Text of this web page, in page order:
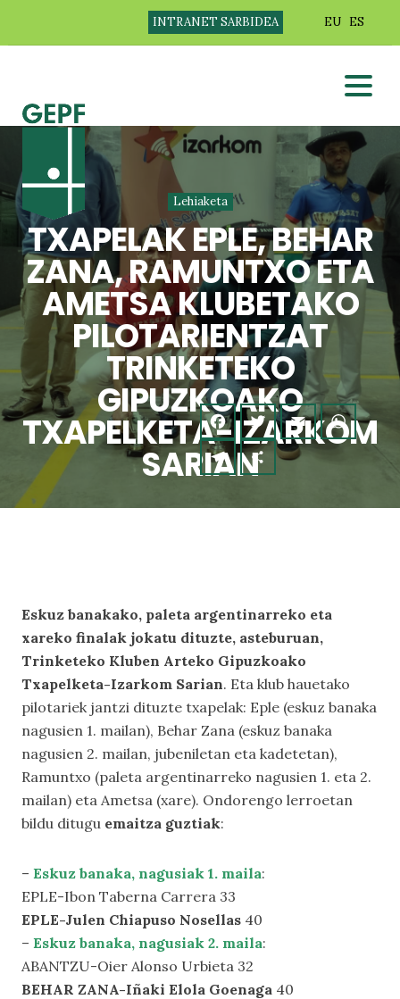
INTRANET SARBIDEA EU ES
Lehiaketa
TXAPELAK EPLE, BEHAR
ZANA, RAMUNTXO ETA
AMETSA KLUBETAKO
PILOTARIENTZAT
TRINKETEKO
GIPUZKOAKO
TXAPELKETA-IZARKOM
SARIAN
Eskuz banakako, paleta argentinarreko eta
xareko finalak jokatu dituzte, asteburuan,
Trinketeko Kluben Arteko Gipuzkoako
Txapelketa-Izarkom Sarian. Eta klub hauetako
pilotariek jantzi dituzte txapelak: Eple (eskuz banaka
nagusien 1. mailan), Behar Zana (eskuz banaka
nagusien 2. mailan, jubeniletan eta kadetetan),
Ramuntxo (paleta argentinarreko nagusien 1. eta 2.
mailan) eta Ametsa (xare). Ondorengo lerroetan
bildu ditugu emaitza guztiak:
– Eskuz banaka, nagusiak 1. maila:
EPLE-Ibon Taberna Carrera 33
EPLE-Julen Chiapuso Nosellas 40
– Eskuz banaka, nagusiak 2. maila:
ABANTZU-Oier Alonso Urbieta 32
BEHAR ZANA-Iñaki Elola Goenaga 40